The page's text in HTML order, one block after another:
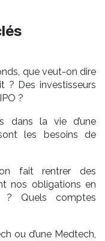
que veut-on dire
? Des investisseurs
?
dans la vie d’une
les besoins de
fait rentrer des
nos obligations en
? Quels comptes
ou d’une Medtech,